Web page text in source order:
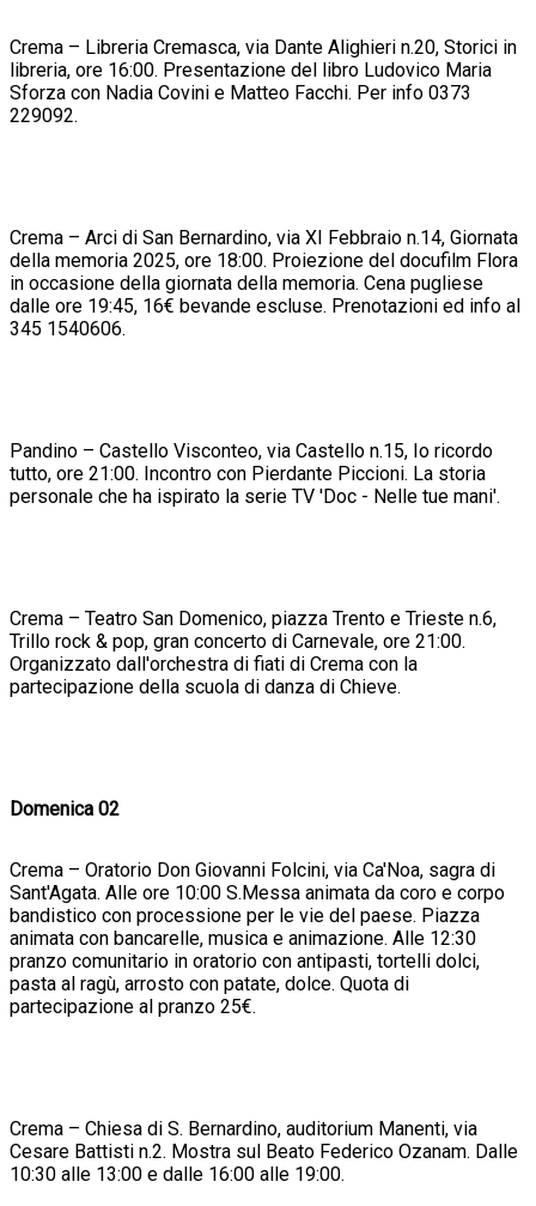
Crema – Libreria Cremasca, via Dante Alighieri n.20, Storici in
libreria, ore 16:00. Presentazione del libro Ludovico Maria
Sforza con Nadia Covini e Matteo Facchi. Per info 0373
229092.
Crema – Arci di San Bernardino, via XI Febbraio n.14, Giornata
della memoria 2025, ore 18:00. Proiezione del docufilm Flora
in occasione della giornata della memoria. Cena pugliese
dalle ore 19:45, 16€ bevande escluse. Prenotazioni ed info al
345 1540606.
Pandino – Castello Visconteo, via Castello n.15, Io ricordo
tutto, ore 21:00. Incontro con Pierdante Piccioni. La storia
personale che ha ispirato la serie TV 'Doc - Nelle tue mani'.
Crema – Teatro San Domenico, piazza Trento e Trieste n.6,
Trillo rock & pop, gran concerto di Carnevale, ore 21:00.
Organizzato dall'orchestra di fiati di Crema con la
partecipazione della scuola di danza di Chieve.
Domenica 02
Crema – Oratorio Don Giovanni Folcini, via Ca'Noa, sagra di
Sant'Agata. Alle ore 10:00 S.Messa animata da coro e corpo
bandistico con processione per le vie del paese. Piazza
animata con bancarelle, musica e animazione. Alle 12:30
pranzo comunitario in oratorio con antipasti, tortelli dolci,
pasta al ragù, arrosto con patate, dolce. Quota di
partecipazione al pranzo 25€.
Crema – Chiesa di S. Bernardino, auditorium Manenti, via
Cesare Battisti n.2. Mostra sul Beato Federico Ozanam. Dalle
10:30 alle 13:00 e dalle 16:00 alle 19:00.